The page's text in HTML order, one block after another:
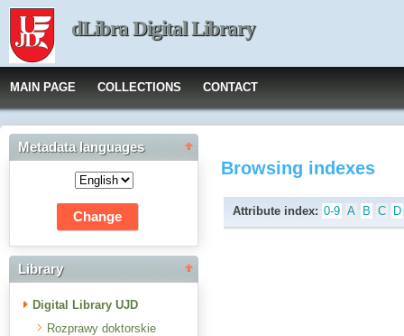
dLibra Digital Library
MAIN PAGE COLLECTIONS CONTACT
Metadata languages
Library
Digital Library UJD
Rozprawy doktorskie
Browsing indexes
Attribute index: 0-9 A B C D